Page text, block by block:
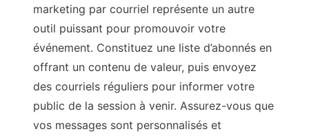
marketing par courriel représente un autre
outil puissant pour promouvoir votre
événement. Constituez une liste d’abonnés en
offrant un contenu de valeur, puis envoyez
des courriels réguliers pour informer votre
public de la session à venir. Assurez-vous que
vos messages sont personnalisés et